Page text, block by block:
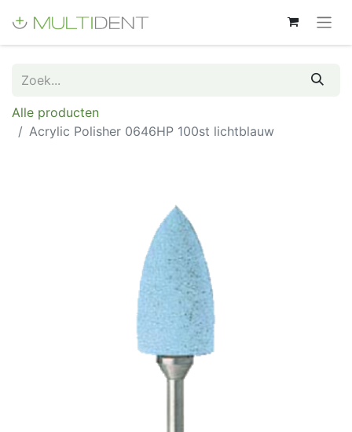
Alle producten
Acrylic Polisher 0646HP 100st lichtblauw